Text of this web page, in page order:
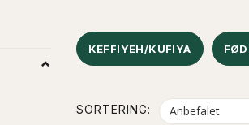
KEFFIYEH/KUFIYA
SORTERING: